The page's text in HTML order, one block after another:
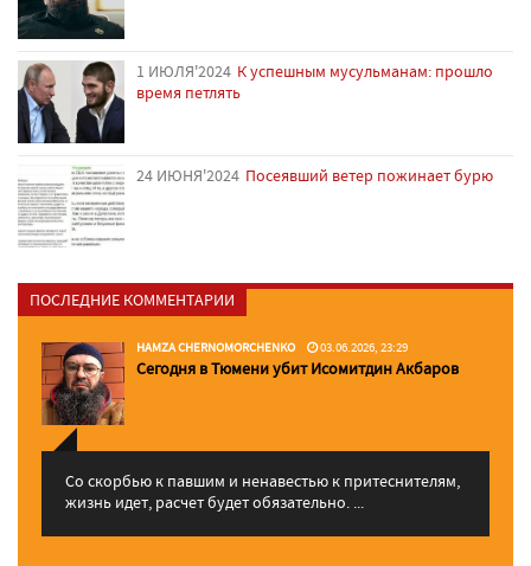
1 ИЮЛЯ'2024 К успешным мусульманам: прошло
время петлять
24 ИЮНЯ'2024 Посеявший ветер пожинает бурю
ПОСЛЕДНИЕ КОММЕНТАРИИ
HAMZA CHERNOMORCHENKO 03.06.2026, 23:29
Сегодня в Тюмени убит Исомитдин Акбаров
Со скорбью к павшим и ненавестью к притеснителям,
жизнь идет, расчет будет обязательно. ...